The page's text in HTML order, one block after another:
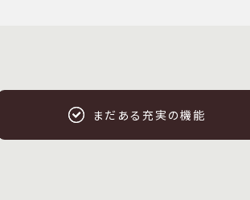
まだある充実の機能